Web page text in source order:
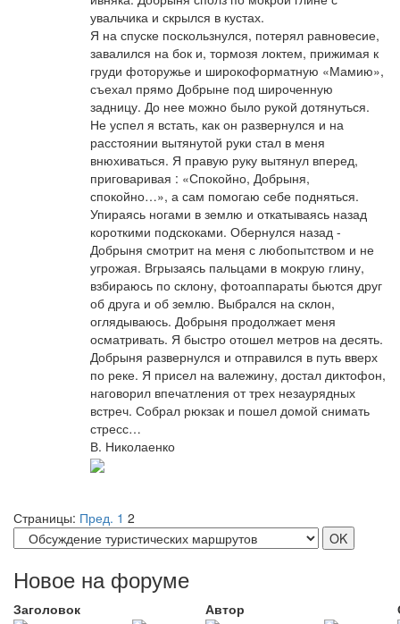
увальчика и скрылся в кустах.
Я на спуске поскользнулся, потерял равновесие,
завалился на бок и, тормозя локтем, прижимая к
груди фоторужье и широкоформатную «Мамию»,
съехал прямо Добрыне под широченную
задницу. До нее можно было рукой дотянуться.
Не успел я встать, как он развернулся и на
расстоянии вытянутой руки стал в меня
внюхиваться. Я правую руку вытянул вперед,
приговаривая : «Спокойно, Добрыня,
спокойно…», а сам помогаю себе подняться.
Упираясь ногами в землю и откатываясь назад
короткими подскоками. Обернулся назад -
Добрыня смотрит на меня с любопытством и не
угрожая. Вгрызаясь пальцами в мокрую глину,
взбираюсь по склону, фотоаппараты бьются друг
об друга и об землю. Выбрался на склон,
оглядываюсь. Добрыня продолжает меня
осматривать. Я быстро отошел метров на десять.
Добрыня развернулся и отправился в путь вверх
по реке. Я присел на валежину, достал диктофон,
наговорил впечатления от трех незаурядных
встреч. Собрал рюкзак и пошел домой снимать
стресс…
В. Николаенко
Страницы: Пред. 1 2
Новое на форуме
Заголовок Автор